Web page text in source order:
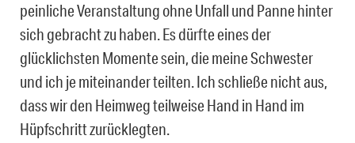
peinliche Veranstaltung ohne Unfall und Panne hinter
sich gebracht zu haben. Es dürfte eines der
glücklichsten Momente sein, die meine Schwester
und ich je miteinander teilten. Ich schließe nicht aus,
dass wir den Heimweg teilweise Hand in Hand im
Hüpfschritt zurücklegten.